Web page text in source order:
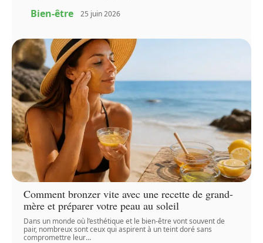
Bien-être 25 juin 2026
Comment bronzer vite avec une recette de grand-
mère et préparer votre peau au soleil
Dans un monde où l’esthétique et le bien-être vont souvent de
pair, nombreux sont ceux qui aspirent à un teint doré sans
compromettre leur…